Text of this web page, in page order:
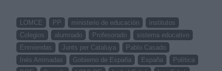
LOMCE PP ministerio de educación
institutos
Colegios
alumnado Profesorado
sistema educativo
Enmiendas
Junts per Cataluya
Pablo Casado
Inés Arrimadas
Gobierno de España España
Política